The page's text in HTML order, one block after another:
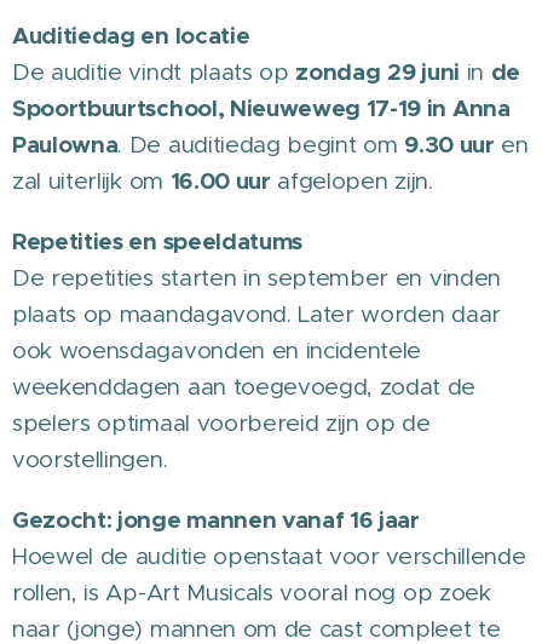
Auditiedag en locatie
De auditie vindt plaats op zondag 29 juni in de
Spoortbuurtschool, Nieuweweg 17-19 in Anna
Paulowna. De auditiedag begint om 9.30 uur en
zal uiterlijk om 16.00 uur afgelopen zijn.
Repetities en speeldatums
De repetities starten in september en vinden
plaats op maandagavond. Later worden daar
ook woensdagavonden en incidentele
weekenddagen aan toegevoegd, zodat de
spelers optimaal voorbereid zijn op de
voorstellingen.
Gezocht: jonge mannen vanaf 16 jaar
Hoewel de auditie openstaat voor verschillende
rollen, is Ap-Art Musicals vooral nog op zoek
naar (jonge) mannen om de cast compleet te